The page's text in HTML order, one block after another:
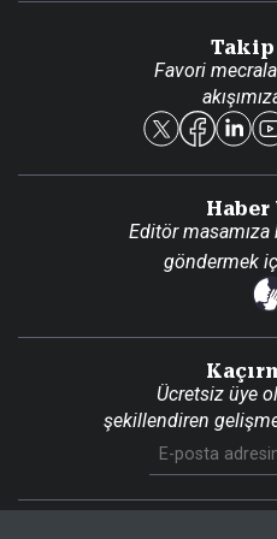
Reklam Ver
Takip
Favori
Haber
Editör
göndermek
Ücretsiz üye
şekillendiren